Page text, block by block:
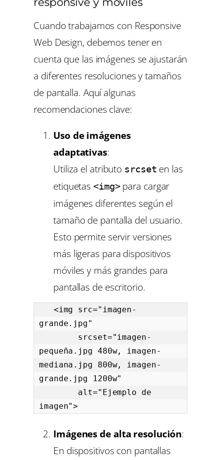
Cuando trabajamos con Responsive
Web Design, debemos tener en
cuenta que las imágenes se ajustarán
a diferentes resoluciones y tamaños
de pantalla. Aquí algunas
recomendaciones clave:
Uso de imágenes
adaptativas:
Utiliza el atributo srcset en las
etiquetas<img>para cargar
imágenes diferentes según el
tamaño de pantalla del usuario.
Esto permite servir versiones
más ligeras para dispositivos
móviles y más grandes para
pantallas de escritorio.
grande.jpg"
pequeña.jpg 480w, imagen-
mediana.jpg 800w, imagen-
grande.jpg 1200w"
imagen">
Imágenes de alta resolución:
En dispositivos con pantallas